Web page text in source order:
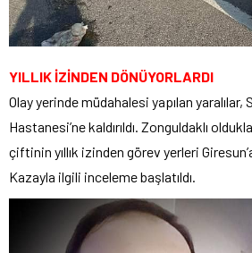
YILLIK İZİNDEN DÖNÜYORLARDI
Olay yerinde müdahalesi yapılan yaralılar,
Hastanesi’ne kaldırıldı. Zonguldaklı
çiftinin yıllık izinden görev yerleri
Kazayla ilgili inceleme başlatıldı.